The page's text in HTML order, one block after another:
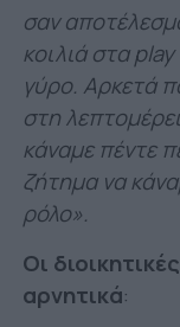
σαν
κοιλιά στα
γύρο. Αρκετά
στη
κάναμε πέντε
ζήτημα να
ρόλο».
Οι
αρνητικά: